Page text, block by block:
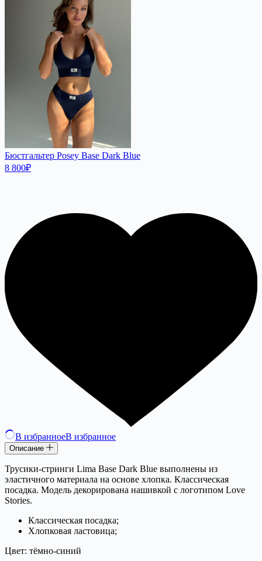
Бюстгальтер Posey Base Dark Blue
8 800₽
В избранноеВ избранное
Описание
Трусики-стринги Lima Base Dark Blue выполнены из
эластичного материала на основе хлопка. Классическая
посадка. Модель декорирована нашивкой с логотипом Love
Stories.
Классическая посадка;
Хлопковая ластовица;
Цвет: тёмно-синий